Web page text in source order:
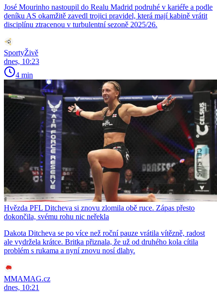
José Mourinho nastoupil do Realu Madrid podruhé v kariéře a podle
deníku AS okamžitě zavedl trojici pravidel, která mají kabině vrátit
disciplínu ztracenou v turbulentní sezoně 2025/26.
SportyŽivě
dnes, 10:23
4 min
Hvězda PFL Ditcheva si znovu zlomila obě ruce. Zápas přesto
dokončila, svému rohu nic neřekla
Dakota Ditcheva se po více než roční pauze vrátila vítězně, radost
ale vydržela krátce. Britka přiznala, že už od druhého kola cítila
problém s rukama a nyní znovu nosí dlahy.
MMAMAG.cz
dnes, 10:21